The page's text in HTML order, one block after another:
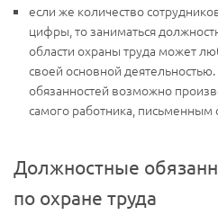
если же количество
цифры, то заниматься
области охраны труда может
своей основной
обязанностей возможно
самого работника,
Должностные
по охране труда